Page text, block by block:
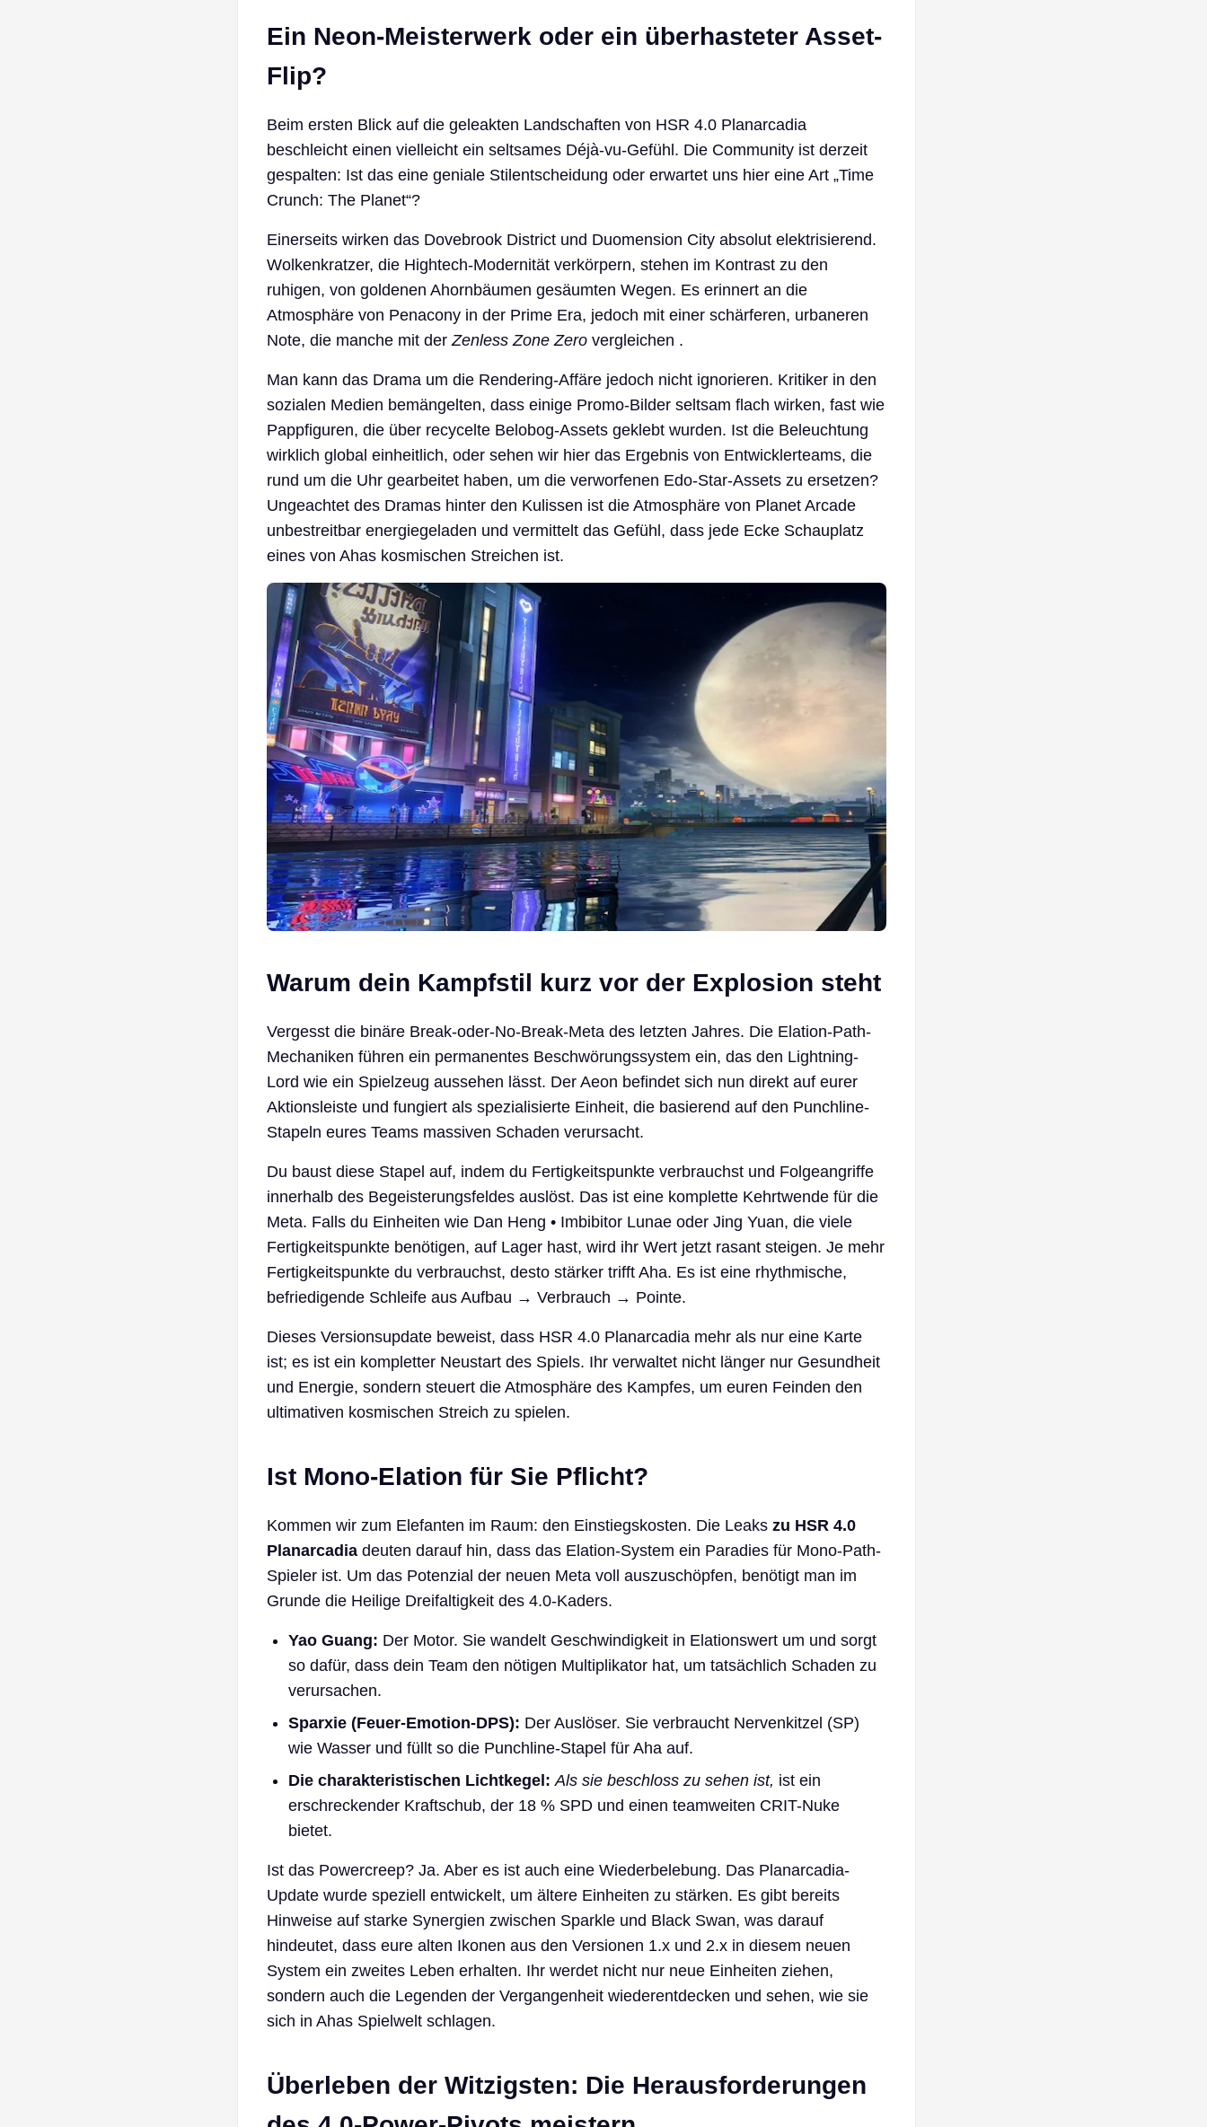
Ein Neon-Meisterwerk oder ein überhasteter Asset-
Flip?
Beim ersten Blick auf die geleakten Landschaften von HSR 4.0 Planarcadia
beschleicht einen vielleicht ein seltsames Déjà-vu-Gefühl. Die Community ist derzeit
gespalten: Ist das eine geniale Stilentscheidung oder erwartet uns hier eine Art „Time
Crunch: The Planet“?
Einerseits wirken das Dovebrook District und Duomension City absolut elektrisierend.
Wolkenkratzer, die Hightech-Modernität verkörpern, stehen im Kontrast zu den
ruhigen, von goldenen Ahornbäumen gesäumten Wegen. Es erinnert an die
Atmosphäre von Penacony in der Prime Era, jedoch mit einer schärferen, urbaneren
Note, die manche mit derZenless Zone Zero vergleichen .
Man kann das Drama um die Rendering-Affäre jedoch nicht ignorieren. Kritiker in den
sozialen Medien bemängelten, dass einige Promo-Bilder seltsam flach wirken, fast wie
Pappfiguren, die über recycelte Belobog-Assets geklebt wurden. Ist die Beleuchtung
wirklich global einheitlich, oder sehen wir hier das Ergebnis von Entwicklerteams, die
rund um die Uhr gearbeitet haben, um die verworfenen Edo-Star-Assets zu ersetzen?
Ungeachtet des Dramas hinter den Kulissen ist die Atmosphäre von Planet Arcade
unbestreitbar energiegeladen und vermittelt das Gefühl, dass jede Ecke Schauplatz
eines von Ahas kosmischen Streichen ist.
Warum dein Kampfstil kurz vor der Explosion steht
Vergesst die binäre Break-oder-No-Break-Meta des letzten Jahres. Die Elation-Path-
Mechaniken führen ein permanentes Beschwörungssystem ein, das den Lightning-
Lord wie ein Spielzeug aussehen lässt. Der Aeon befindet sich nun direkt auf eurer
Aktionsleiste und fungiert als spezialisierte Einheit, die basierend auf den Punchline-
Stapeln eures Teams massiven Schaden verursacht.
Du baust diese Stapel auf, indem du Fertigkeitspunkte verbrauchst und Folgeangriffe
innerhalb des Begeisterungsfeldes auslöst. Das ist eine komplette Kehrtwende für die
Meta. Falls du Einheiten wie Dan Heng • Imbibitor Lunae oder Jing Yuan, die viele
Fertigkeitspunkte benötigen, auf Lager hast, wird ihr Wert jetzt rasant steigen. Je mehr
Fertigkeitspunkte du verbrauchst, desto stärker trifft Aha. Es ist eine rhythmische,
befriedigende Schleife aus Aufbau → Verbrauch → Pointe.
Dieses Versionsupdate beweist, dass HSR 4.0 Planarcadia mehr als nur eine Karte
ist; es ist ein kompletter Neustart des Spiels. Ihr verwaltet nicht länger nur Gesundheit
und Energie, sondern steuert die Atmosphäre des Kampfes, um euren Feinden den
ultimativen kosmischen Streich zu spielen.
Ist Mono-Elation für Sie Pflicht?
Kommen wir zum Elefanten im Raum: den Einstiegskosten. Die Leaks zu HSR 4.0
Planarcadia deuten darauf hin, dass das Elation-System ein Paradies für Mono-Path-
Spieler ist. Um das Potenzial der neuen Meta voll auszuschöpfen, benötigt man im
Grunde die Heilige Dreifaltigkeit des 4.0-Kaders.
Yao Guang: Der Motor. Sie wandelt Geschwindigkeit in Elationswert um und sorgt
so dafür, dass dein Team den nötigen Multiplikator hat, um tatsächlich Schaden zu
verursachen.
Sparxie (Feuer-Emotion-DPS): Der Auslöser. Sie verbraucht Nervenkitzel (SP)
wie Wasser und füllt so die Punchline-Stapel für Aha auf.
Die charakteristischen Lichtkegel:Als sie beschloss zu sehen ist, ist ein
erschreckender Kraftschub, der 18 % SPD und einen teamweiten CRIT-Nuke
bietet.
Ist das Powercreep? Ja. Aber es ist auch eine Wiederbelebung. Das Planarcadia-
Update wurde speziell entwickelt, um ältere Einheiten zu stärken. Es gibt bereits
Hinweise auf starke Synergien zwischen Sparkle und Black Swan, was darauf
hindeutet, dass eure alten Ikonen aus den Versionen 1.x und 2.x in diesem neuen
System ein zweites Leben erhalten. Ihr werdet nicht nur neue Einheiten ziehen,
sondern auch die Legenden der Vergangenheit wiederentdecken und sehen, wie sie
sich in Ahas Spielwelt schlagen.
Überleben der Witzigsten: Die Herausforderungen